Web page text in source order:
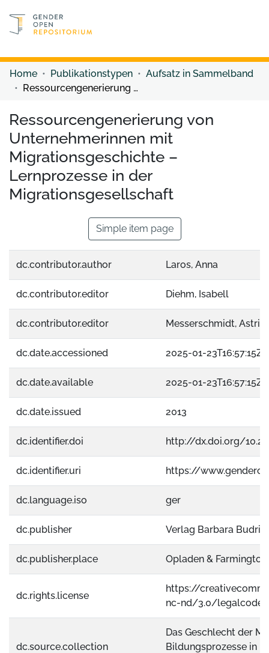
Discover content
Home Publikationstypen
Aufsatz in Sammelband
Ressourcengenerierung von Unternehmerinnen mit Migrationsgeschichte – Lernprozesse in der Migrationsgesellschaft
Ressourcengenerierung von
Unternehmerinnen mit
Migrationsgeschichte –
Lernprozesse in der
Migrationsgesellschaft
Simple item page
dc.contributor.author Laros, Anna
dc.contributor.editor Diehm, Isabell
dc.contributor.editor Messerschmidt, Astrid
dc.date.accessioned 2025-01-23T16:57:15Z
dc.date.available 2025-01-23T16:57:15Z
dc.date.issued 2013
dc.identifier.doi http://dx.doi.org/
dc.identifier.uri https://
dc.language.iso ger
dc.publisher Verlag Barbara
dc.publisher.place Opladen &
dc.rights.license
https://
nc-nd/3.0/
dc.source.collection
Das Geschlecht der
Bildungsprozesse in